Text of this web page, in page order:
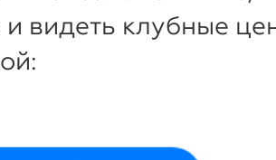
и видеть клубные